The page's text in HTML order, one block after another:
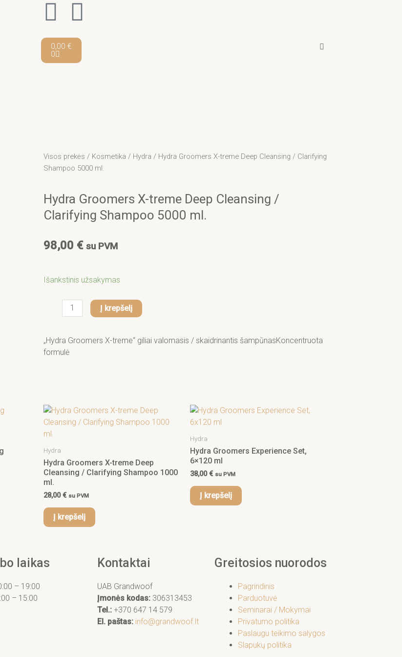
F
a
c
o
-
I
n
s
r
m
0,00 €
0
Cart
Visos prekės / Kosmetika / Hydra / Hydra Groomers X-treme Deep Cleansing / Clarifying
Shampoo 5000 ml.
Hydra Groomers X-treme Deep Cleansing /
Clarifying Shampoo 5000 ml.
98,00 € su PVM
Išankstinis užsakymas
produkto
Hydra
Groomers
treme
Deep
5000
ml.
Į krepšelį
„Hydra Groomers X-treme“ giliai valomasis / skaidrinantis šampūnasKoncentruota
formulė
Hydra
Hydra Groomers X-treme Deep
Cleansing / Clarifying Shampoo 1000
ml.
28,00€ su PVM
Į krepšelį
Hydra
Hydra Groomers Experience Set,
6×120 ml
38,00€ su PVM
Į krepšelį
laikas
– 19:00
– 15:00
Kontaktai
UAB Grandwoof
Įmonės kodas: 306313453
Tel.: +370 647 14 579
El. paštas: info@grandwoof.lt
Greitosios nuorodos
Pagrindinis
Parduotuvė
Seminarai / Mokymai
Privatumo politika
Paslaugu teikimo salygos
Slapukų politika